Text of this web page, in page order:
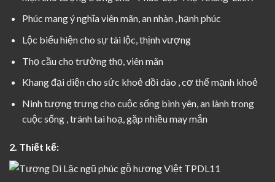
Phúc mang ý nghĩa viên mãn, an nhàn , hạnh phúc
Lộc biểu hiện cho sự tài lộc, thịnh vượng
Thọ cầu cho trường thọ, viên mãn
Khang đại diện cho sức khoẻ dồi dào , cơ thể mạnh khoẻ
Ninh tượng trưng cho cuộc sống bình yên, an lành trong
cuộc sống , tránh tai hoạ, gặp nhiều may mắn
2. Thiết kế: